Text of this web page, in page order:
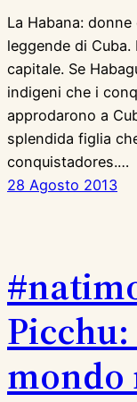
La Habana: donne
leggende di
capitale. Se
indigeni che i
approdarono a
splendida figlia
conquistadores.…
28 Agosto 2013
mondo